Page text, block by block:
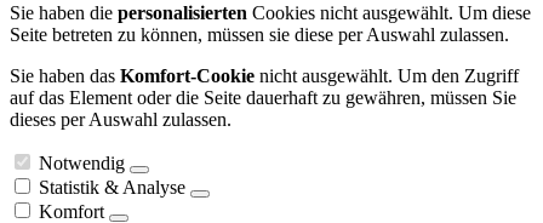
Sie haben die personalisierten Cookies nicht ausgewählt. Um diese
Seite betreten zu können, müssen sie diese per Auswahl zulassen.
Sie haben das Komfort-Cookie nicht ausgewählt. Um den Zugriff
auf das Element oder die Seite dauerhaft zu gewähren, müssen Sie
dieses per Auswahl zulassen.
Notwendig
Statistik & Analyse
Komfort